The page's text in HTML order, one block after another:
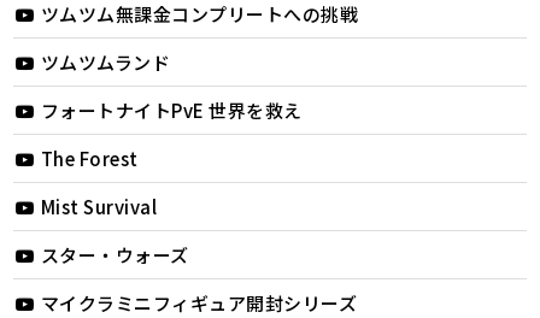
ツムツム無課金コンプリートへの挑戦
ツムツムランド
フォートナイトPvE 世界を救え
The Forest
Mist Survival
スター・ウォーズ
マイクラミニフィギュア開封シリーズ